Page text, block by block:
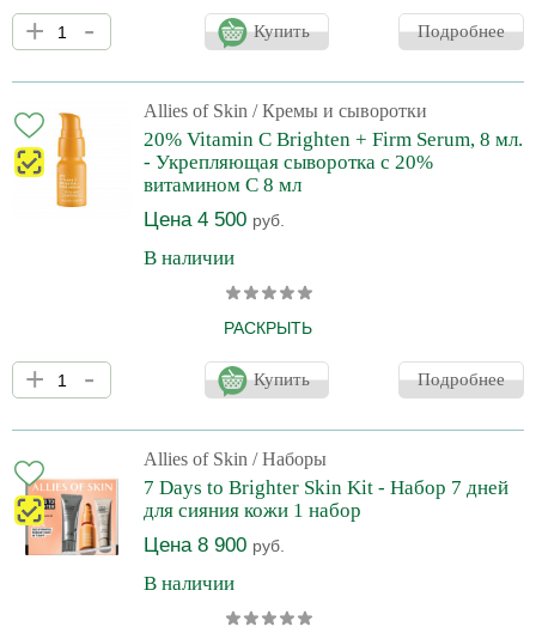
Эта мощнейшая сыворотка с 20%-ным содержанием витамина
C,Brighten + Firm от Allies of Skin, действует как защитный
барьер от агрессивных факторов окружающей среды,
Инновационная укрепляющая сыворотка от Allies of skin
содержит стабильную формы 20% чистой L-аскорбиновой
кислоты (витамин С). Витамин С проникает в глубокие слои
кожи, тем самым обеспечивая максимальную антиоксидантную
защиту. Укрепляет к
+ - Купить Подробнее
Allies of Skin / Кремы и сыворотки
20% Vitamin C Brighten + Firm Serum, 8 мл.
- Укрепляющая сыворотка с 20%
витамином C 8 мл
Цена 4 500 руб.
В наличии
РАСКРЫТЬ
Эта мощнейшая сыворотка с 20%-ным содержанием витамина
C,Brighten + Firm от Allies of Skin, действует как защитный
барьер от агрессивных факторов окружающей среды,
Инновационная укрепляющая сыворотка от Allies of skin
содержит стабильную формы 20% чистой L-аскорбиновой
кислоты (витамин С). Витамин С проникает в глубокие слои
кожи, тем самым обеспечивая максимальную антиоксидантную
защиту. Укрепляет к
+ - Купить Подробнее
Allies of Skin / Наборы
7 Days to Brighter Skin Kit - Набор 7 дней
для сияния кожи 1 набор
Цена 8 900 руб.
В наличии